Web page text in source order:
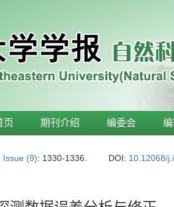
页 期刊介绍 编委会
Issue (9): 1330-1336. DOI: 10.12068/